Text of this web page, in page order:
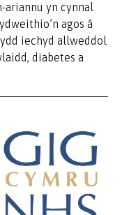
ariannu yn cynnal
agos â
iechyd allweddol
diabetes a